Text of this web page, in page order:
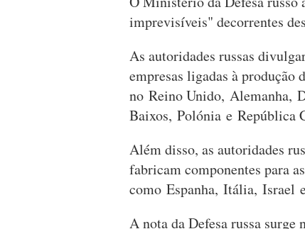
imprevisíveis" decorrentes
As autoridades russas
empresas ligadas à
no Reino Unido, Alemanha,
Baixos, Polónia e República
Além disso, as autoridades
fabricam componentes para
como Espanha, Itália, Israel
A nota da Defesa russa